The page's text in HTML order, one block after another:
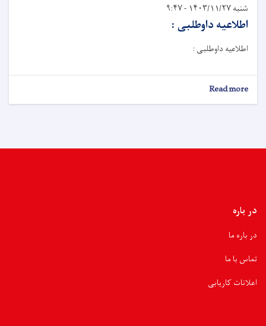
شنبه ۱۴۰۳/۱۱/۲۷ - ۹:۴۷
اطلاعیه داوطلبی :
اطلاعیه داوطلبی :
Read more
در باره
در باره ما
تماس با ما
اعلانات کاریابی